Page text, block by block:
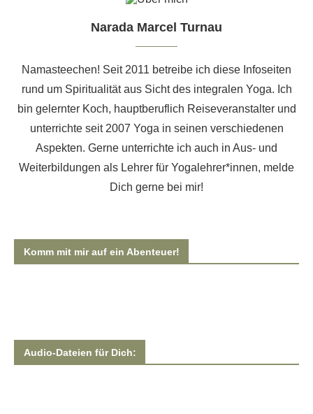
Narada Marcel Turnau
Namasteechen! Seit 2011 betreibe ich diese Infoseiten
rund um Spiritualität aus Sicht des integralen Yoga. Ich
bin gelernter Koch, hauptberuflich Reiseveranstalter und
unterrichte seit 2007 Yoga in seinen verschiedenen
Aspekten. Gerne unterrichte ich auch in Aus- und
Weiterbildungen als Lehrer für Yogalehrer*innen, melde
Dich gerne bei mir!
Komm mit mir auf ein Abenteuer!
Audio-Dateien für Dich: